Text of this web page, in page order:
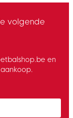
volgende
en
to subscribe to